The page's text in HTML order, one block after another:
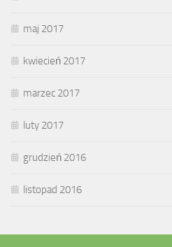
maj 2017
kwiecień 2017
marzec 2017
luty 2017
grudzień 2016
listopad 2016